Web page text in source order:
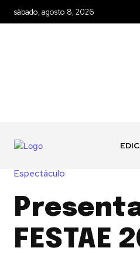
sábado, agosto 8, 2026
Espectáculo
FESTAE